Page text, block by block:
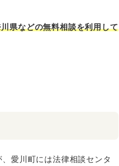
県などの無料相談を利用して
愛川町には法律相談センタ